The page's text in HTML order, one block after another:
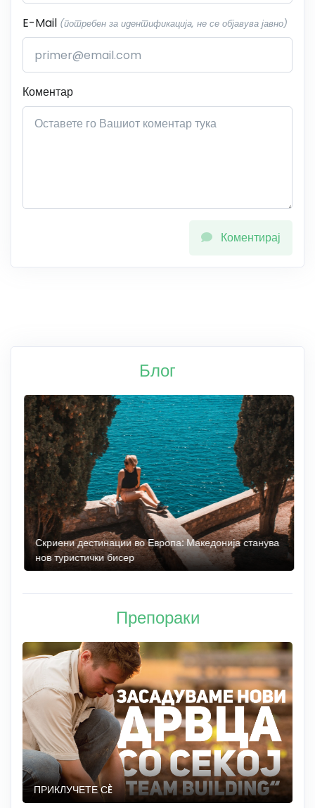
E-Mail (потребен за идентификација, не се објавува јавно)
Коментар
Коментирај
Блог
Скриени дестинации во Европа: Македонија станува
нов туристички бисер
Препораки
ПРИКЛУЧЕТЕ СÈ